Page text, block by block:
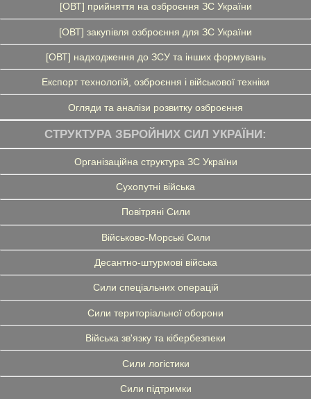
[ОВТ] прийняття на озброєння ЗС України
[ОВТ] закупівля озброєння для ЗС України
[ОВТ] надходження до ЗСУ та інших формувань
Експорт технологій, озброєння і військової техніки
Огляди та аналізи розвитку озброєння
СТРУКТУРА ЗБРОЙНИХ СИЛ УКРАЇНИ:
Організаційна структура ЗС України
Сухопутні війська
Повітряні Сили
Військово-Морські Сили
Десантно-штурмові війська
Сили спеціальних операцій
Сили територіальної оборони
Війська зв'язку та кібербезпеки
Сили логістики
Сили підтримки